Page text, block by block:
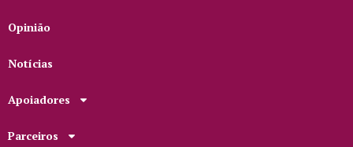
Opinião
Notícias
Apoiadores
Parceiros